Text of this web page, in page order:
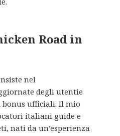
Road in
nel
degli utentie
bonus ufficiali. Il mio
italiani guide e
nati da un’esperienza